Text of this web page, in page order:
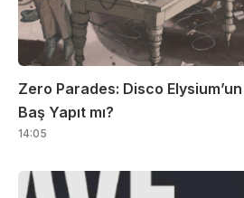
Zero Parades: Disco
Baş Yapıt mı?
14:05